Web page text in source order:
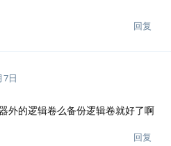
回复
7日
外的逻辑卷么备份逻辑卷就好了啊
回复